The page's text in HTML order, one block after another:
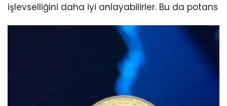
işlevselliğini daha iyi anlayabilirler. Bu da potans